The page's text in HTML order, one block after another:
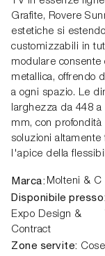
Grafite, Rovere
estetiche si
customizzabili in
modulare consente
metallica, offrendo
a ogni spazio. Le
larghezza da 448
mm, con
soluzioni
l'apice della
Marca: Molteni & C
Disponibile presso:
Expo Design &
Contract
Zone servite: